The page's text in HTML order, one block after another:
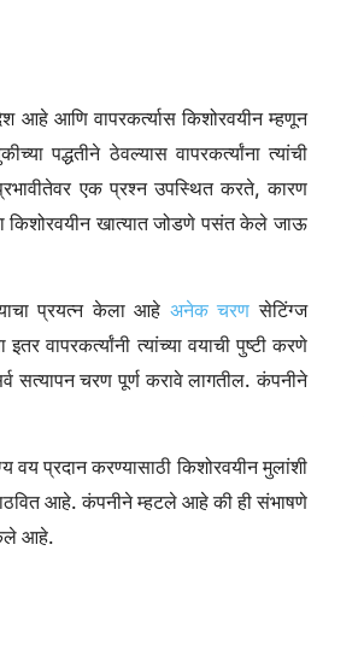
आहे आणि वापरकर्त्यास किशोरवयीन म्हणून
ठेवल्यास वापरकर्त्यांना त्यांची
एक प्रश्न उपस्थित करते, कारण
किशोरवयीन खात्यात जोडणे पसंत केले जाऊ
प्रयत्न केला आहे अनेक चरण सेटिंग्ज
वापरकर्त्यांनी त्यांच्या वयाची पुष्टी करणे
सत्यापन चरण पूर्ण करावे लागतील. कंपनीने
वय प्रदान करण्यासाठी किशोरवयीन मुलांशी
आहे. कंपनीने म्हटले आहे की ही संभाषणे
केले आहे.